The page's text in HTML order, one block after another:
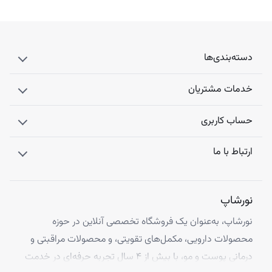
لوتئین
همراه صبحانه یا ناهار (برای جذب بهتر)
❗ فاصله با مکمل‌ها:
با قهوه یا چای: حداقل ۱ ساعت فاصله (برای جذب آهن بهتر)
دسته‌بندی‌ها
خدمات مشتریان
حساب کاربری
ارتباط با ما
نورشاپ
نورشاپ، به‌عنوان یک فروشگاه تخصصی آنلاین در حوزه
محصولات دارویی، مکمل‌های تقویتی، و محصولات مراقبتی و
درمانی پوست و مو، با بیش از ۴ سال تجربه حرفه‌ای در خدمت